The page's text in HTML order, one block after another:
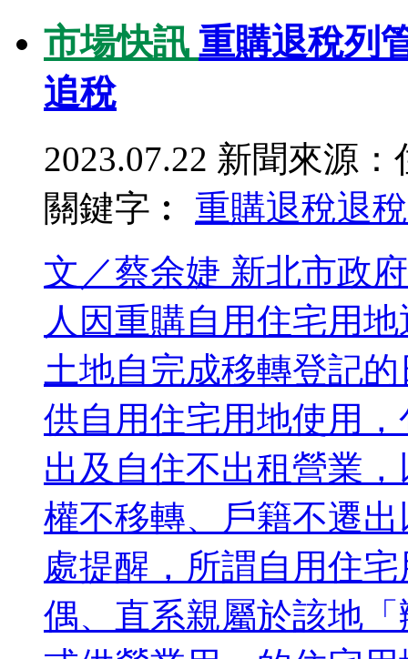
市場快訊 重購退稅列
追稅
2023.07.22 新聞來源：
關鍵字︰ 重購退稅退稅
文／蔡余婕 新北市政
人因重購自用住宅用
土地自完成移轉登記
供自用住宅用地使用
出及自住不出租營業
權不移轉、戶籍不遷
處提醒，所謂自用住
偶、直系親屬於該地